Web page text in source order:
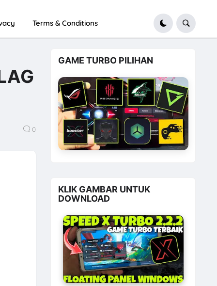
Terms & Conditions
0
GAME TURBO PILIHAN
KLIK GAMBAR UNTUK
DOWNLOAD